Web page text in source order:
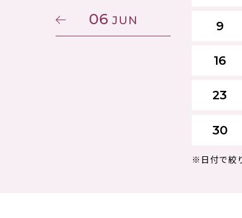
06 JUN 9
16
23
30
※日付で絞